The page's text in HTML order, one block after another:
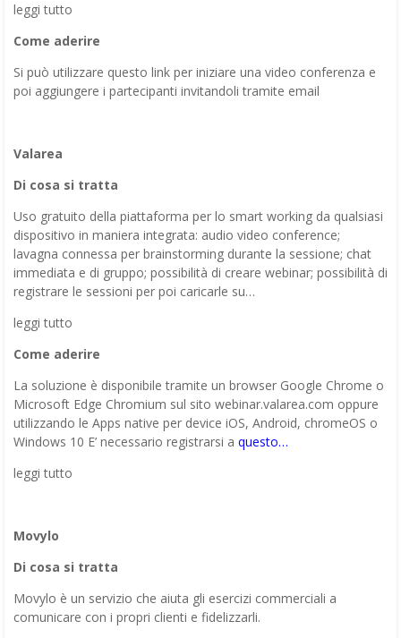
leggi tutto
Come aderire
Si può utilizzare questo link per iniziare una video conferenza e
poi aggiungere i partecipanti invitandoli tramite email
Valarea
Di cosa si tratta
Uso gratuito della piattaforma per lo smart working da qualsiasi
dispositivo in maniera integrata: audio video conference;
lavagna connessa per brainstorming durante la sessione; chat
immediata e di gruppo; possibilità di creare webinar; possibilità di
registrare le sessioni per poi caricarle su…
leggi tutto
Come aderire
La soluzione è disponibile tramite un browser Google Chrome o
Microsoft Edge Chromium sul sito webinar.valarea.com oppure
utilizzando le Apps native per device iOS, Android, chromeOS o
Windows 10 E’ necessario registrarsi a questo…
leggi tutto
Movylo
Di cosa si tratta
Movylo è un servizio che aiuta gli esercizi commerciali a
comunicare con i propri clienti e fidelizzarli.